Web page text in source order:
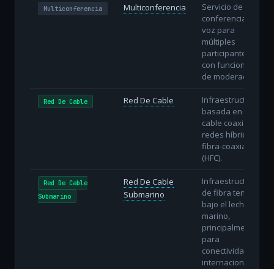
Multiconferencia Multiconferencia
Servicio de
conferencia de
voz para
múltiples
participantes
con funciones
de moderación.
Red De Cable Red De Cable
Infraestructura
basada en
cable coaxial o
redes híbridas
fibra-coaxial
(HFC).
Red De Cable
Submarino
Red De Cable
Submarino
Infraestructura
de fibra tendida
bajo el lecho
marino,
principalmente
para
conectividad
internacional.